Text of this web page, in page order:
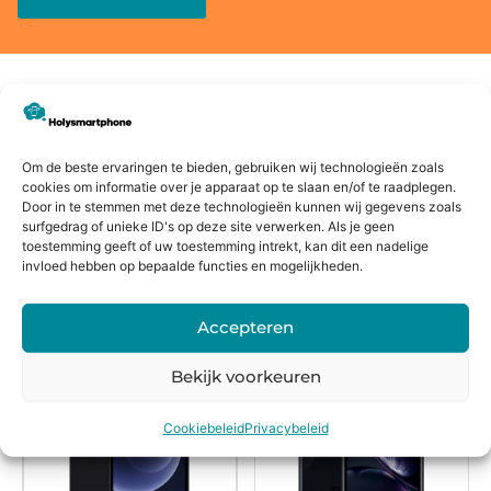
Om de beste ervaringen te bieden, gebruiken wij technologieën zoals
cookies om informatie over je apparaat op te slaan en/of te raadplegen.
Door in te stemmen met deze technologieën kunnen wij gegevens zoals
surfgedrag of unieke ID's op deze site verwerken. Als je geen
toestemming geeft of uw toestemming intrekt, kan dit een nadelige
invloed hebben op bepaalde functies en mogelijkheden.
Accepteren
Bekijk voorkeuren
CookiebeleidPrivacybeleid
Voor
16:00
besteld,
morgen
in huis*
bedenkte
rmijn
winkel
el
keurmerk
Alternatieven